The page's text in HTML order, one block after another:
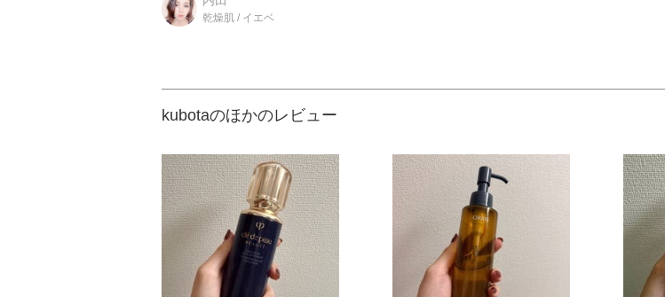
乾燥肌 / イエベ
kubotaのほかのレビュー